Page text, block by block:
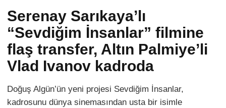
Serenay Sarıkaya’lı
“Sevdiğim İnsanlar” filmine
flaş transfer, Altın Palmiye’li
Vlad Ivanov kadroda
Doğuş Algün’ün yeni projesi Sevdiğim İnsanlar,
kadrosunu dünya sinemasından usta bir isimle